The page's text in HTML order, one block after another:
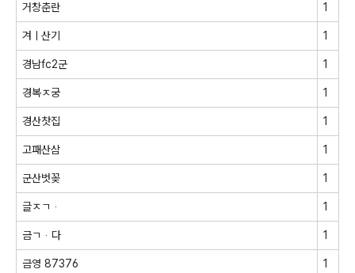
거창춘란 1
겨ㅣ산기 1
경남fc2군 1
경복ㅈ궁 1
경산찻집 1
고패산삼 1
군산벗꽂 1
글ㅈㄱᆞ 1
금ㄱᆞ다 1
금영 87376 1